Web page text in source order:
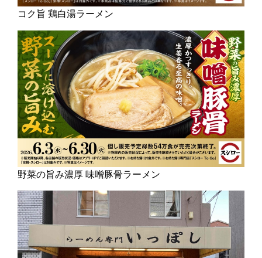
コク旨 鶏白湯ラーメン
野菜の旨み濃厚 味噌豚骨ラーメン